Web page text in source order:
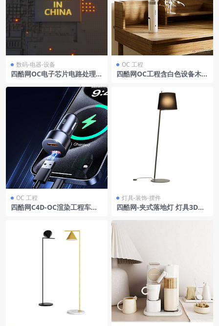
数码-电器-设备
四酷网OC电子芯片电路处理器
OC 工程
四酷网OC工程含白色设备木质
OC 工程
四酷网C4D-OC渲染工程车载
灯具-装饰-摆件
四酷网-夹式落地灯 灯具3D模